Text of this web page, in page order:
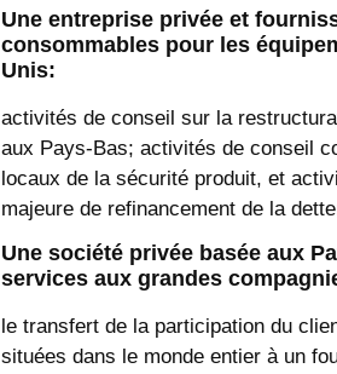
Une entreprise privée et
consommables pour les
Unis:
activités de conseil sur la
aux Pays-Bas; activités de conseil
locaux de la sécurité produit, et
majeure de refinancement de la
Une société privée basée aux
services aux grandes
le transfert de la participation du
situées dans le monde entier à un